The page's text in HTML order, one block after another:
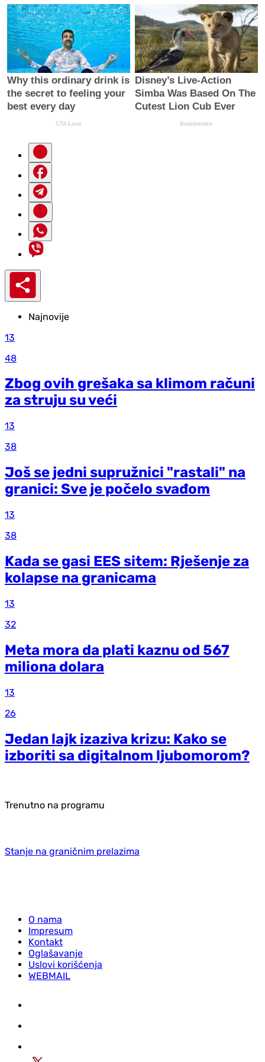
Najnovije
13
48
Zbog ovih grešaka sa klimom računi
za struju su veći
13
38
Još se jedni supružnici "rastali" na
granici: Sve je počelo svađom
13
38
Kada se gasi EES sitem: Rješenje za
kolapse na granicama
13
32
Meta mora da plati kaznu od 567
miliona dolara
13
26
Jedan lajk izaziva krizu: Kako se
izboriti sa digitalnom ljubomorom?
Trenutno na programu
Stanje na graničnim prelazima
O nama
Impresum
Kontakt
Oglašavanje
Uslovi korišćenja
WEBMAIL